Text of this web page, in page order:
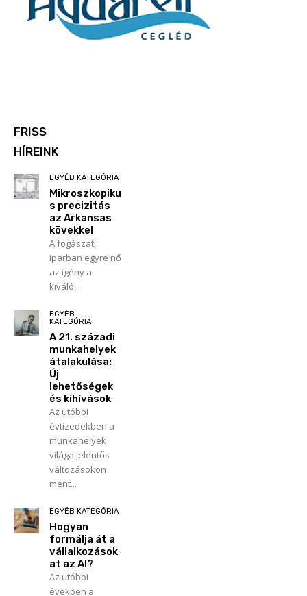
FRISS
HÍREINK
EGYÉB KATEGÓRIA
Mikroszkopiku
s precizitás
az Arkansas
kövekkel
A fogászati
iparban egyre nő
az igény a
kiváló...
EGYÉB
KATEGÓRIA
A 21. századi
munkahelyek
átalakulása:
Új
lehetőségek
és kihívások
Az utóbbi
évtizedekben a
munkahelyek
világa jelentős
változásokon
ment...
EGYÉB KATEGÓRIA
Hogyan
formálja át a
vállalkozások
at az AI?
Az utóbbi
években a